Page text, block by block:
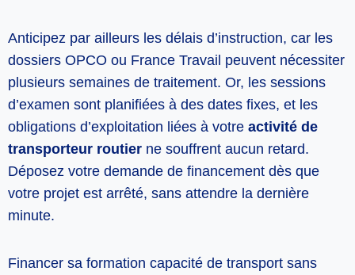
Anticipez par ailleurs les délais d’instruction, car les
dossiers OPCO ou France Travail peuvent nécessiter
plusieurs semaines de traitement. Or, les sessions
d’examen sont planifiées à des dates fixes, et les
obligations d’exploitation liées à votreactivité de
transporteur routier ne souffrent aucun retard.
Déposez votre demande de financement dès que
votre projet est arrêté, sans attendre la dernière
minute.
Financer sa formation capacité de transport sans